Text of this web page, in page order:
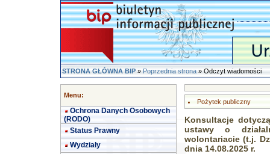
STRONA GŁÓWNA BIP»Poprzednia strona» Odczyt wiadomości
Menu:
Ochrona Danych Osobowych
(RODO)
Status Prawny
Wydziały
Pożytek publiczny
Konsultacje
ustawy o
wolontariacie (t.j.
dnia 14.08.2025 r.